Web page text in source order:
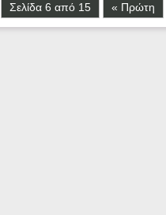
Σελίδα 6 από 15 « Πρώτη